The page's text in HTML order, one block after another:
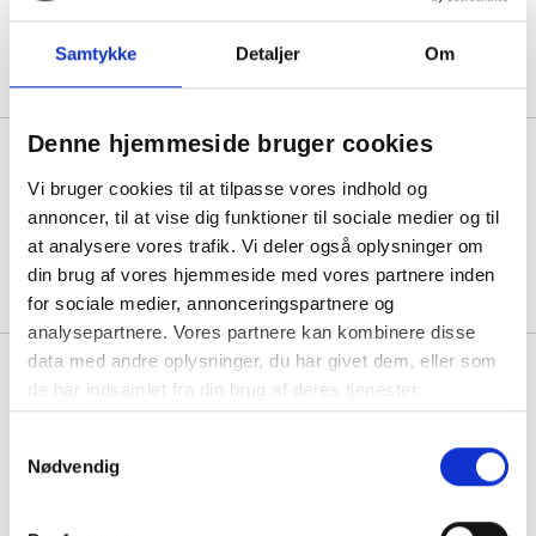
Samtykke Detaljer Om
Denne hjemmeside bruger cookies
Vi bruger cookies til at tilpasse vores indhold og
annoncer, til at vise dig funktioner til sociale medier og til
at analysere vores trafik. Vi deler også oplysninger om
din brug af vores hjemmeside med vores partnere inden
for sociale medier, annonceringspartnere og
analysepartnere. Vores partnere kan kombinere disse
data med andre oplysninger, du har givet dem, eller som
de har indsamlet fra din brug af deres tjenester.
Nødvendig
Spar:33,79
Diversey TASKI Gulvrondel Taski
Swingo 13" Ø330mm rød
Før pris: 96,81
Min. køb:5 stk á 82,29
Spar:14,52 (-15%)
Diversey TASKI rondelholder
Swingo 4000 17" Ø430mm sort
plast